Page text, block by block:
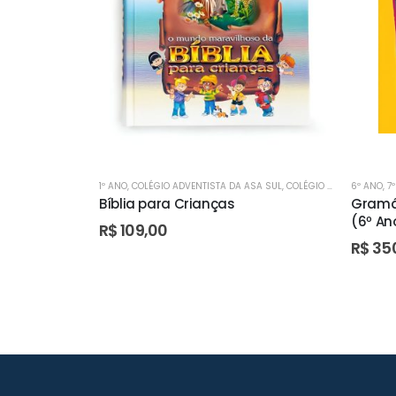
1º ANO, COLÉGIO ADVENTISTA DA ASA SUL, COLÉGIO ADVENTISTA DE ÁGUAS CLARAS
Bíblia para Crianças
R$109,00
6º ANO,
(6º
R$